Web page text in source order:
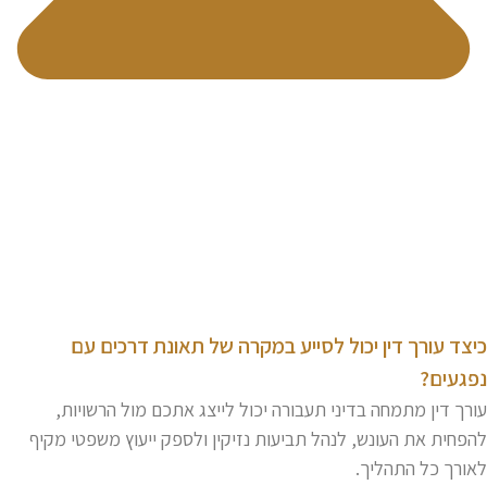
עורך דין יכול לסייע במקרה של תאונת דרכים עם
דין מתמחה בדיני תעבורה יכול לייצג אתכם מול הרשויות,
את העונש, לנהל תביעות נזיקין ולספק ייעוץ משפטי מקיף
כל התהליך.